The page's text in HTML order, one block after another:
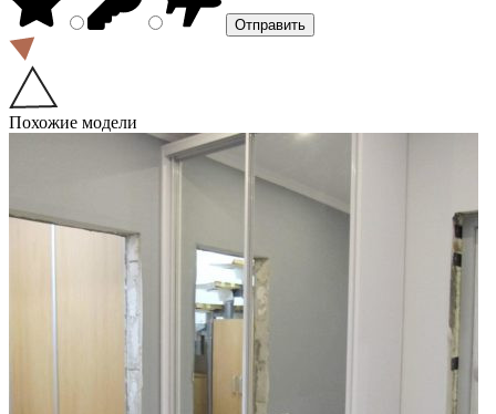
Похожие модели